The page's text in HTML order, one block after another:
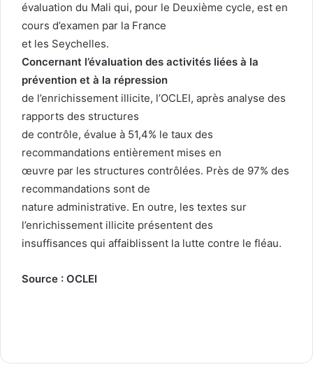
évaluation du Mali qui, pour le Deuxième cycle, est en
cours d’examen par la France
et les Seychelles.
Concernant l’évaluation des activités liées à la
prévention et à la répression
de l’enrichissement illicite, l’OCLEI, après analyse des
rapports des structures
de contrôle, évalue à 51,4% le taux des
recommandations entièrement mises en
œuvre par les structures contrôlées. Près de 97% des
recommandations sont de
nature administrative. En outre, les textes sur
l’enrichissement illicite présentent des
insuffisances qui affaiblissent la lutte contre le fléau.
Source : OCLEI